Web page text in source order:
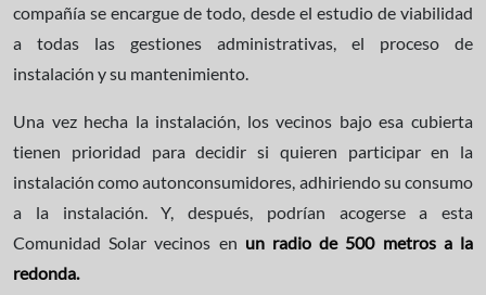
compañía se encargue de todo, desde el estudio de viabilidad
a todas las gestiones administrativas, el proceso de
instalación y su mantenimiento.
Una vez hecha la instalación, los vecinos bajo esa cubierta
tienen prioridad para decidir si quieren participar en la
instalación como autonconsumidores, adhiriendo su consumo
a la instalación. Y, después, podrían acogerse a esta
Comunidad Solar vecinos en un radio de 500 metros a la
redonda.